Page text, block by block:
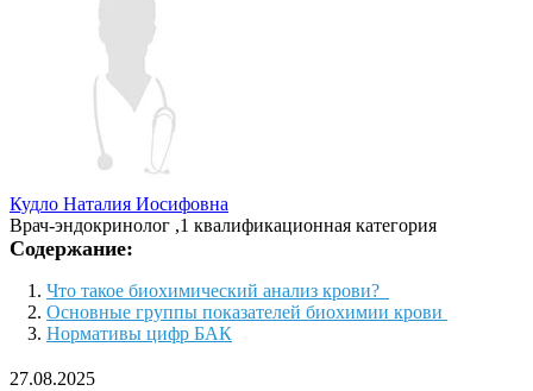
Кудло Наталия Иосифовна
Врач-эндокринолог ,1 квалификационная категория
Содержание:
Что такое биохимический анализ крови?
Основные группы показателей биохимии крови
Нормативы цифр БАК
27.08.2025